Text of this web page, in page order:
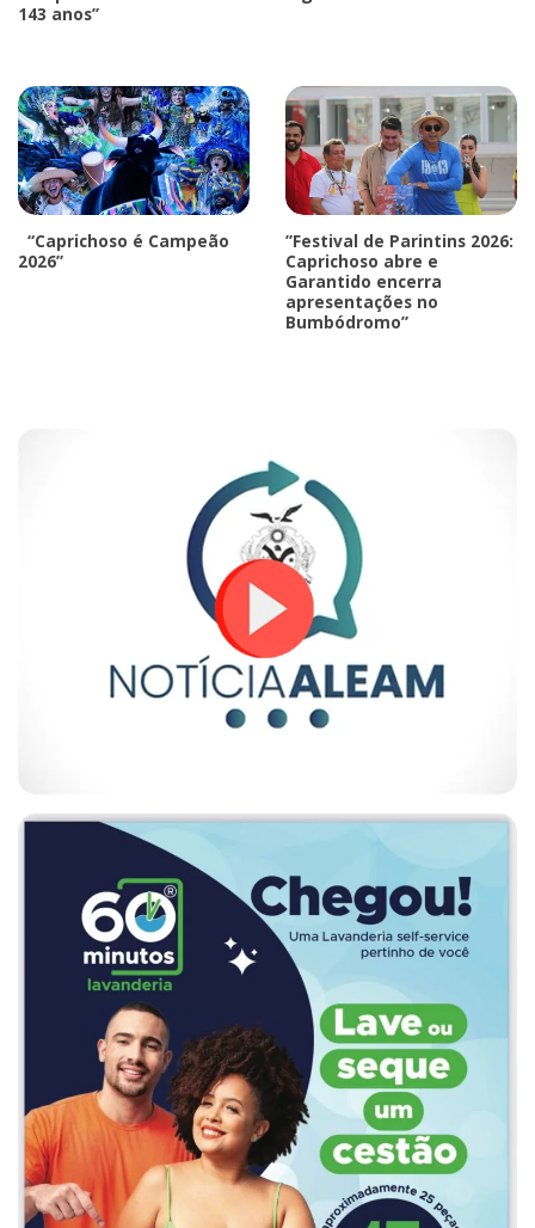
143 anos”
“Caprichoso é Campeão
2026”
”Festival de Parintins 2026:
Caprichoso abre e
Garantido encerra
apresentações no
Bumbódromo”